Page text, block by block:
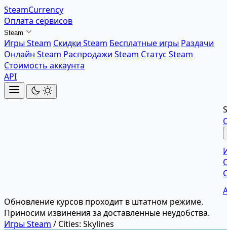
SteamCurrency
Оплата сервисов
Steam
Игры Steam Скидки Steam Бесплатные игры Раздачи
Онлайн Steam Распродажи Steam Статус Steam
Стоимость аккаунта
API
Обновление курсов проходит в штатном режиме.
Приносим извинения за доставленные неудобства.
Игры Steam / Cities: Skylines